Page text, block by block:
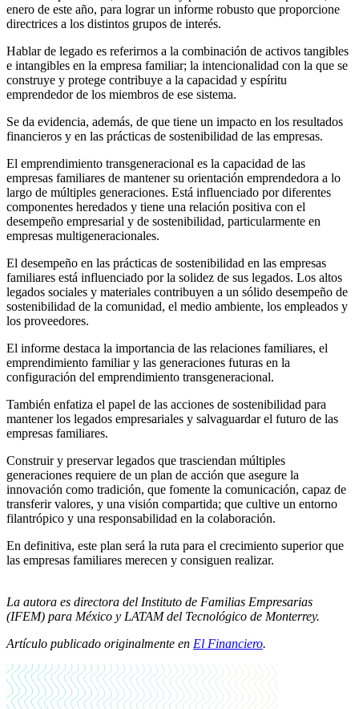
enero de este año, para lograr un informe robusto que proporcione
directrices a los distintos grupos de interés.
Hablar de legado es referirnos a la combinación de activos tangibles
e intangibles en la empresa familiar; la intencionalidad con la que se
construye y protege contribuye a la capacidad y espíritu
emprendedor de los miembros de ese sistema.
Se da evidencia, además, de que tiene un impacto en los resultados
financieros y en las prácticas de sostenibilidad de las empresas.
El emprendimiento transgeneracional es la capacidad de las
empresas familiares de mantener su orientación emprendedora a lo
largo de múltiples generaciones. Está influenciado por diferentes
componentes heredados y tiene una relación positiva con el
desempeño empresarial y de sostenibilidad, particularmente en
empresas multigeneracionales.
El desempeño en las prácticas de sostenibilidad en las empresas
familiares está influenciado por la solidez de sus legados. Los altos
legados sociales y materiales contribuyen a un sólido desempeño de
sostenibilidad de la comunidad, el medio ambiente, los empleados y
los proveedores.
El informe destaca la importancia de las relaciones familiares, el
emprendimiento familiar y las generaciones futuras en la
configuración del emprendimiento transgeneracional.
También enfatiza el papel de las acciones de sostenibilidad para
mantener los legados empresariales y salvaguardar el futuro de las
empresas familiares.
Construir y preservar legados que trasciendan múltiples
generaciones requiere de un plan de acción que asegure la
innovación como tradición, que fomente la comunicación, capaz de
transferir valores, y una visión compartida; que cultive un entorno
filantrópico y una responsabilidad en la colaboración.
En definitiva, este plan será la ruta para el crecimiento superior que
las empresas familiares merecen y consiguen realizar.
La autora es directora del Instituto de Familias Empresarias
(IFEM) para México y LATAM del Tecnológico de Monterrey.
Artículo publicado originalmente en El Financiero.